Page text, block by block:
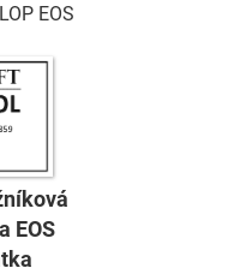
EOS
EOS